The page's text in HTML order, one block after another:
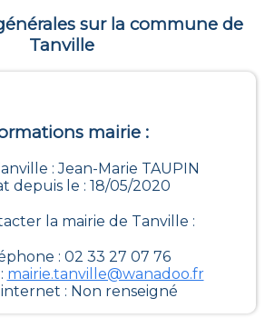
sur la commune de
Tanville
mairie :
: Jean-Marie TAUPIN
depuis le : 18/05/2020
la mairie de Tanville :
: 02 33 27 07 76
mairie.tanville@wanadoo.fr
internet : Non renseigné